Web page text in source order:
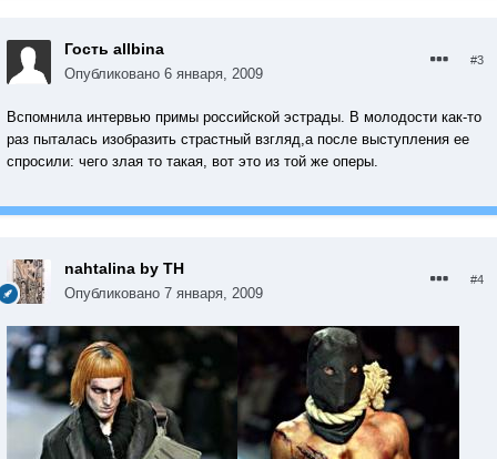
Гость allbina
Опубликовано 6 января, 2009
#3
Вспомнила интервью примы российской эстрады. В молодости как-то
раз пыталась изобразить страстный взгляд,а после выступления ее
спросили: чего злая то такая, вот это из той же оперы.
nahtalina by TH
Опубликовано 7 января, 2009
#4